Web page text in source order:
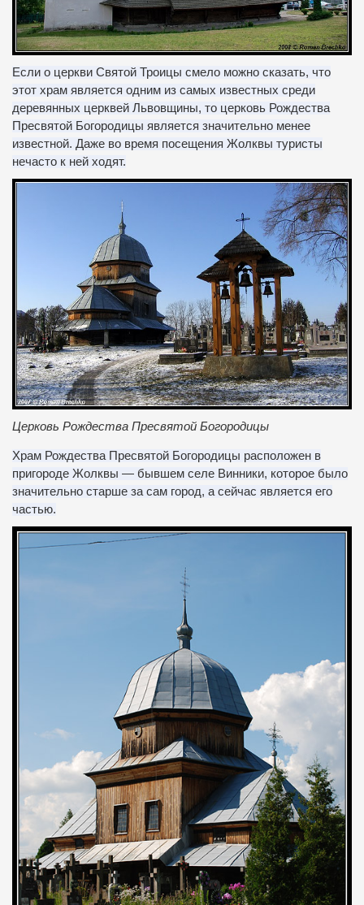
Если о церкви Святой Троицы смело можно сказать, что
этот храм является одним из самых известных среди
деревянных церквей Львовщины, то церковь Рождества
Пресвятой Богородицы является значительно менее
известной. Даже во время посещения Жолквы туристы
нечасто к ней ходят.
Церковь Рождества Пресвятой Богородицы
Храм Рождества Пресвятой Богородицы расположен в
пригороде Жолквы — бывшем селе Винники, которое было
значительно старше за сам город, а сейчас является его
частью.